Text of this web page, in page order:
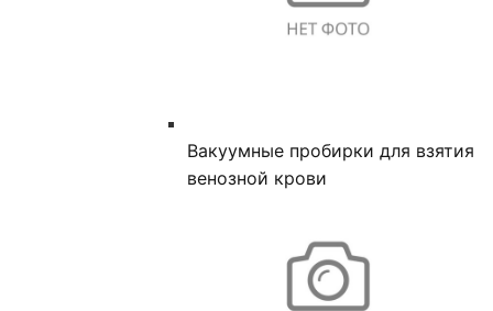
Вакуумные пробирки для взятия
венозной крови